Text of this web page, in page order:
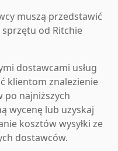
muszą przedstawić
od Ritchie
dostawcami usług
klientom znalezienie
po najniższych
wycenę lub uzyskaj
kosztów wysyłki ze
dostawców.